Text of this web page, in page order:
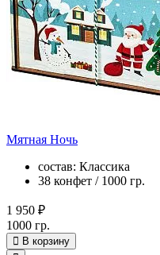
Мятная Ночь
состав: Классика
38 конфет / 1000 гр.
1 950 ₽
1000 гр.
В корзину